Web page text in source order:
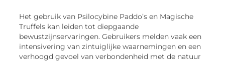
Het gebruik van Psilocybine Paddo’s en Magische
Truffels kan leiden tot diepgaande
bewustzijnservaringen. Gebruikers melden vaak een
intensivering van zintuiglijke waarnemingen en een
verhoogd gevoel van verbondenheid met de natuur